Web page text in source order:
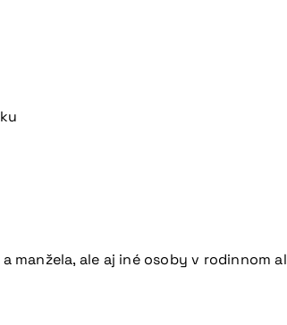
ale aj iné osoby v rodinnom